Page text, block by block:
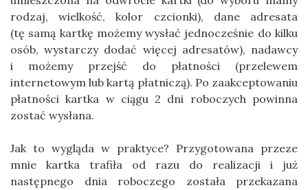
rodzaj, wielkość, kolor czcionki), dane adresata
(tę samą kartkę możemy wysłać jednocześnie do kilku
osób, wystarczy dodać więcej adresatów), nadawcy
i możemy przejść do płatności (przelewem
internetowym lub kartą płatniczą). Po zaakceptowaniu
płatności kartka w ciągu 2 dni roboczych powinna
zostać wysłana.
Jak to wygląda w praktyce? Przygotowana przeze
mnie kartka trafiła od razu do realizacji i już
następnego dnia roboczego została przekazana